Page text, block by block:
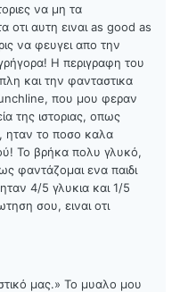
να μη τα
αυτη ειναι as good as
να φευγει απο την
Η περιγραφη του
και την φανταστικα
που μου φεραν
της ιστοριας, οπως
ηταν το ποσο καλα
Το βρήκα πολυ γλυκό,
φαντάζομαι ενα παιδι
4/5 γλυκια και 1/5
σου, ειναι οτι
μας.» Το μυαλο μου